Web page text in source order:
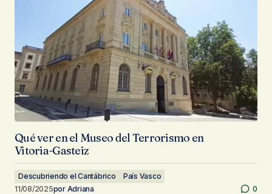
Qué ver en el Museo del Terrorismo en
Vitoria-Gasteiz
Descubriendo el Cantábrico
País Vasco
11/08/2025por Adriana 0